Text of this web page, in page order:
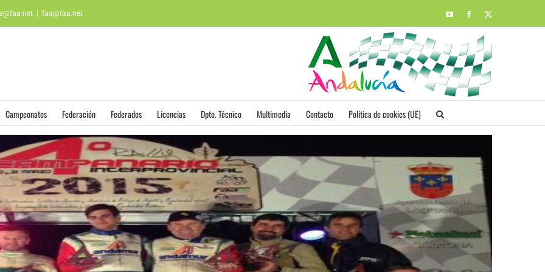
faa@faa.net YouTubeFacebook
Campeonatos Federación Federados Licencias Dpto. Técnico Multimedia Contacto Política de cookies (UE)